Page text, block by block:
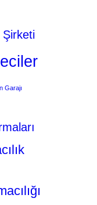
Şirketi
Garajı